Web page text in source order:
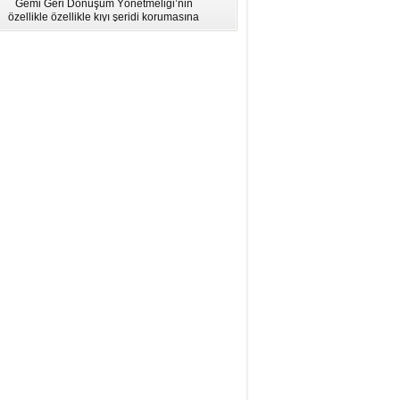
Gemi Geri Dönüşüm Yönetmeliği’nin
özellikle özellikle kıyı şeridi korumasına
ilişkin hükümlere uymadığı için AB